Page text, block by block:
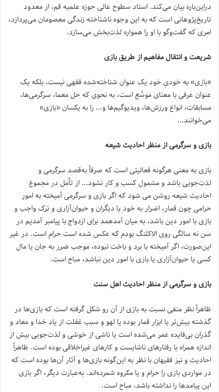
دراین‌باره بیان می‌کند. استاد سطوح عالی حوزه علمیه قم، از معدود
تاریخ‌پژوهانی است که به این وجوه ناشناخته زندگی معصومان می‌پردازد،
امری که گفت‌وگو با او را همواره لذت‌بخش می‌سازد.
شریعت و انتقال مفاهیم از طریق بازی
«بازی» به خودیِ خود یک عنوان شناخته‌شده فقهی نیست، بلکه یک
عنوان عرفی با معنای موسَّع است، به نحوی که حل معما، سرگرمی‌ها،
مسابقات، انواع ورزش‌ها، ویدیوگیم‌ها و… را به یکسان «بازی»
می‌خوانند…
بازی و سرگرمی از منظر احادیث شیعه
بازی به معنی هرگونه فعالیتی است که صرفاً به‌قصد سرگرمی و
لذت‌جویی باشد و مشمول کسب ‌و کار نشود… از تأمل در مجموع
احادیث شیعه روشن می شود که اگر بازی و سرگرمی آمیخته به امور
حرامی چون قمار، اضرار به خود یا دیگران و حیوان‌آزاری و ترک واجب و
بازی با امور دین باشد، به میان آمدهمد برای ازدواج با پیامبر آمدیم در
سن نه سالگی روی الاکلنگ بودم که عکس شده است حرام است. در غیر
‌این‌صورت، اگر آمیخته با برد و باخت نبوده، موجب ضرر به جان یا مال
کسی یا حیوان‌آزاری یا بازی با امور دین نباشد، مباح است.
بازی و سرگرمی از منظر احادیث اهل سنت
ظاهراً نظر منفی نسبت به بازی از آن رو شکل گرفته است که بازی‌ها در
گذشته بیش‌تر یا ابزار قمار بوده یا لهو و سبب غفلت از یاد خدا و معاد و
گذران بی‌فایده عمر می‌شده است یا ناشی از خوشی و لذت‌جویی بیش از
اندازه همراه با رفتارهای ناشایست و کارهای غیراخلاقی بوده است. ظاهراً
احادیث و نیز فقیهان با نظر به این‌گونه بازی‌ها و آثار آن‌ها بوده است که
در مواردی بازی را حرام و یا مکروه شمرده‌اند. به‌عبارت دیگر، اگر بازی
این پیامدها را نداشته باشد، مباح است.